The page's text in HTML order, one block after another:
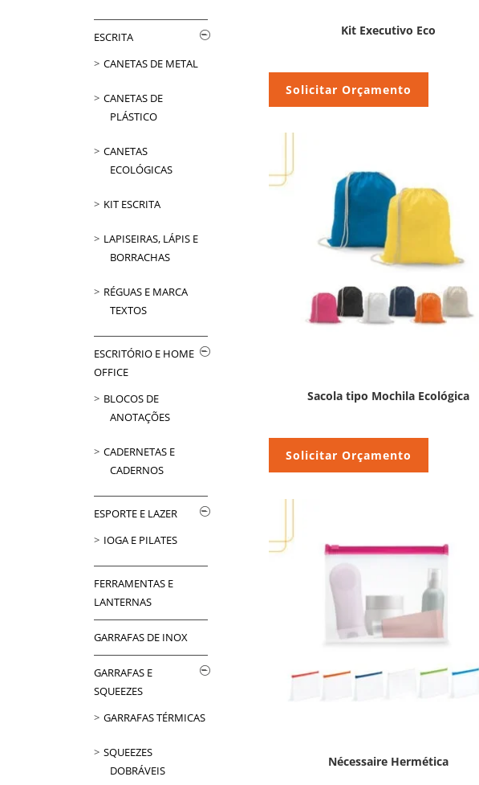
Kit Executivo Eco
Solicitar Orçamento
Sacola tipo Mochila Ecológica
Solicitar Orçamento
Nécessaire Hermética
ESCRITA
CANETAS DE METAL
CANETAS DE
PLÁSTICO
CANETAS
ECOLÓGICAS
KIT ESCRITA
LAPISEIRAS, LÁPIS E
BORRACHAS
RÉGUAS E MARCA
TEXTOS
ESCRITÓRIO E HOME
OFFICE
BLOCOS DE
ANOTAÇÕES
CADERNETAS E
CADERNOS
ESPORTE E LAZER
IOGA E PILATES
FERRAMENTAS E
LANTERNAS
GARRAFAS DE INOX
GARRAFAS E
SQUEEZES
GARRAFAS TÉRMICAS
SQUEEZES
DOBRÁVEIS